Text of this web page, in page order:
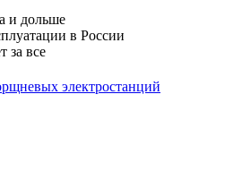
и дольше
в России
за все
электростанций